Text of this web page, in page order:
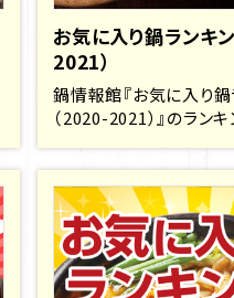
お気に入り鍋ランキ
2021）
鍋情報館『お気に入り
（2020-2021）』のラン